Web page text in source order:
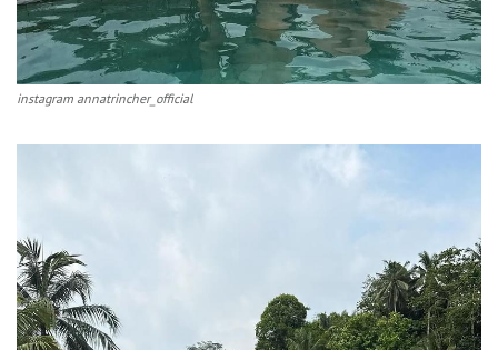
instagram annatrincher_official